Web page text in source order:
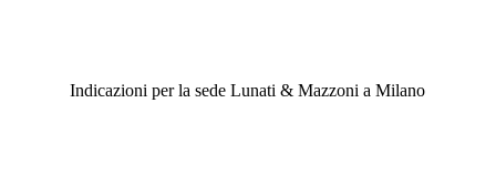
Indicazioni per la sede Lunati & Mazzoni a Milano